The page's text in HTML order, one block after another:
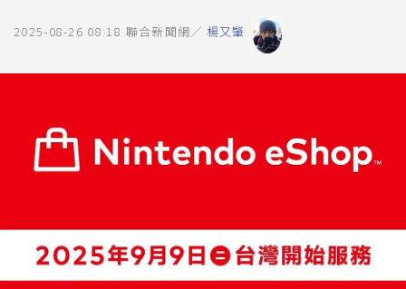
2025-08-26 08:18 聯合新聞網／ 楊又肇